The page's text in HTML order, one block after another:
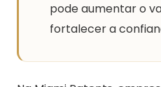
pode aumentar o
fortalecer a